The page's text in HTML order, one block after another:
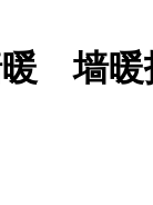
暖墙暖